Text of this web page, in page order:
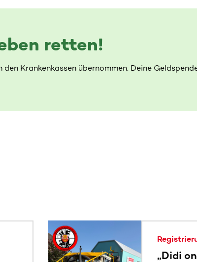
retten!
Krankenkassen übernommen. Deine
oder wische, um weitere Inhalte zu sehen.
„Didi